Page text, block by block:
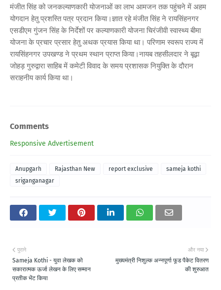
मंजीत सिंह को जनकल्याणकारी योजनाओं का लाभ आमजन तक पहुंचने में अहम
योगदान हेतु प्रशस्ति पत्र प्रदान किया।ज्ञात रहे मंजीत सिंह ने रायसिंहनगर
एसडीएम गुंजन सिंह के निर्देशों पर कल्याणकारी योजना चिरंजीवी स्वास्थ्य बीमा
योजना के प्रचार प्रसार हेतु अथक प्रयास किया था। परिणाम स्वरूप राज्य में
रायसिंहनगर उपखण्ड ने प्रथम स्थान प्राप्त किया।नायब तहसीलदार ने बूढ़ा
जोहड़ गुरुद्वारा साहिब में कमेटी विवाद के समय प्रशासक नियुक्ति के दौरान
सराहनीय कार्य किया था।
Comments
Responsive Advertisement
Anupgarh Rajasthan New report exclusive
sameja kothi
sriganganagar
और नया
मुख्यमंत्री निशुल्क अन्नपूर्णा फूड पैकेट वितरण
की शुरुआत
पुराने
Sameja Kothi - युवा लेखक को
सकारात्मक ऊर्जा लेखन के लिए सम्मान
प्रतीक भेंट किया